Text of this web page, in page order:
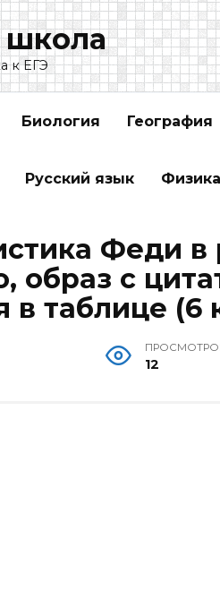
школа
к ЕГЭ
Биология География
Русский язык Физика
Феди в
образ с
в таблице (6
12